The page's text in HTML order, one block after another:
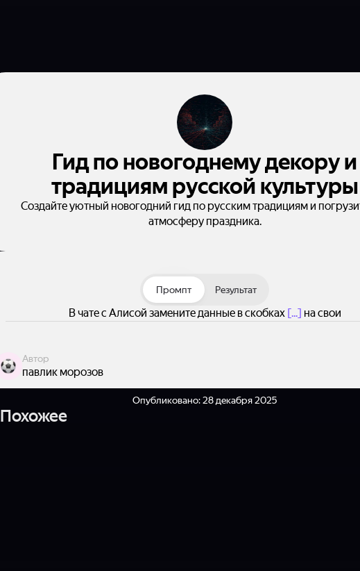
Гид по новогоднему декору и
традициям русской культуры
Создайте уютный новогодний гид по русским традициям и
атмосферу праздника.
Промпт Результат
В чате с Алисой замените данные в скобках [...] на свои
Автор
павлик морозов
Опубликовано:28 декабря 2025
Похожее